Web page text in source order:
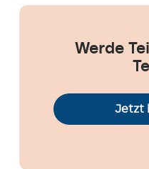
Werde
Jetzt